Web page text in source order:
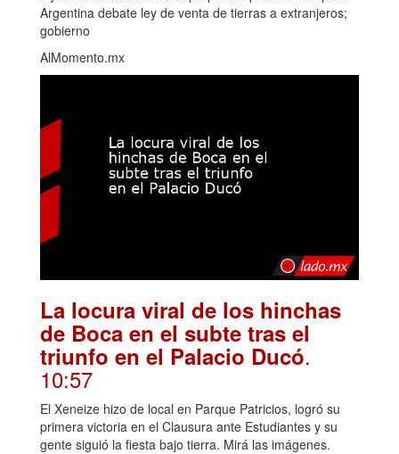
Argentina debate ley de venta de tierras a extranjeros;
gobierno
AlMomento.mx
La locura viral de los hinchas
de Boca en el subte tras el
triunfo en el Palacio Ducó.
10:57
El Xeneize hizo de local en Parque Patricios, logró su
primera victoria en el Clausura ante Estudiantes y su
gente siguió la fiesta bajo tierra. Mirá las imágenes.